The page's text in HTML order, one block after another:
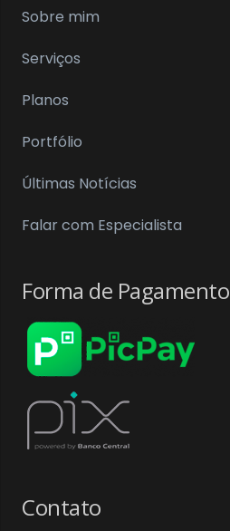
Sobre mim
Serviços
Planos
Portfólio
Últimas Notícias
Falar com Especialista
Forma de Pagamento
Contato